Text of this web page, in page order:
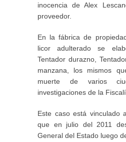
inocencia de Alex
proveedor.
En la fábrica de
licor adulterado se
Tentador durazno,
manzana, los mismos
muerte de varios
investigaciones de la
Este caso está vinculado
que en julio del 2011
General del Estado luego